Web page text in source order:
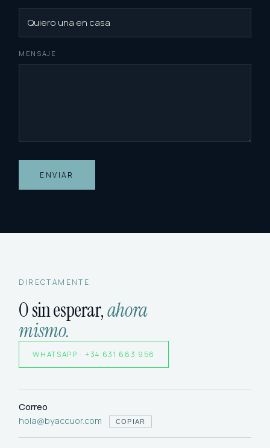
MENSAJE
ENVIAR
DIRECTAMENTE
O sin esperar,ahora
mismo.
WHATSAPP · +34 631 683 958
Correo
hola@byaccuor.com
COPIAR